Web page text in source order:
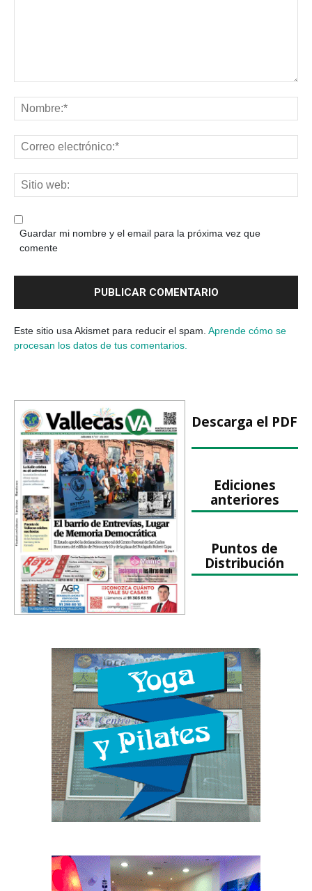
Guardar mi nombre y el email para la próxima vez que
comente
Este sitio usa Akismet para reducir el spam. Aprende cómo se
procesan los datos de tus comentarios.
Descarga el PDF
Ediciones
anteriores
Puntos de
Distribución